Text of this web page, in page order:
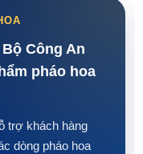
Công An
pháo hoa
trợ khách hàng
dòng pháo hoa